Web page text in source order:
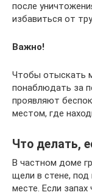
после
избавиться от
Важно!
Чтобы отыскать
понаблюдать за
проявляют
местом, где
Что делать,
В частном доме
щели в стене,
месте. Если